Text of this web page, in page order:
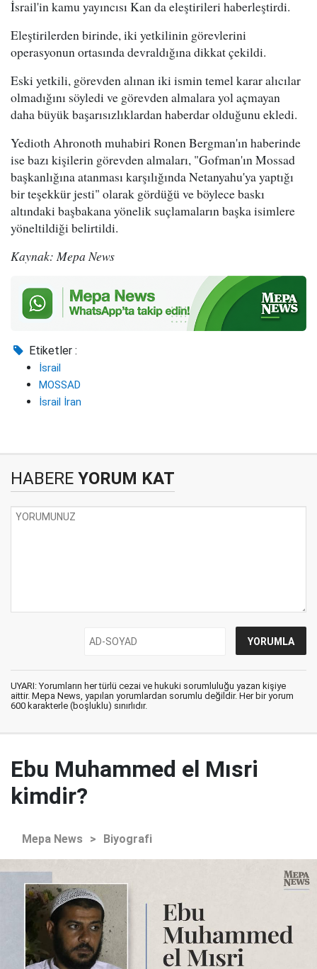
İsrail'in kamu yayıncısı Kan da eleştirileri haberleştirdi.
Eleştirilerden birinde, iki yetkilinin görevlerini
operasyonun ortasında devraldığına dikkat çekildi.
Eski yetkili, görevden alınan iki ismin temel karar alıcılar
olmadığını söyledi ve görevden almalara yol açmayan
daha büyük başarısızlıklardan haberdar olduğunu ekledi.
Yedioth Ahronoth muhabiri Ronen Bergman'ın haberinde
ise bazı kişilerin görevden almaları, "Gofman'ın Mossad
başkanlığına atanması karşılığında Netanyahu'ya yaptığı
bir teşekkür jesti" olarak gördüğü ve böylece baskı
altındaki başbakana yönelik suçlamaların başka isimlere
yöneltildiği belirtildi.
Kaynak: Mepa News
Etiketler :
İsrail
MOSSAD
İsrail İran
HABERE YORUM KAT
UYARI: Yorumların her türlü cezai ve hukuki sorumluluğu yazan kişiye
aittir. Mepa News, yapılan yorumlardan sorumlu değildir. Her bir yorum
600 karakterle (boşluklu) sınırlıdır.
Ebu Muhammed el Mısri
kimdir?
Mepa News > Biyografi